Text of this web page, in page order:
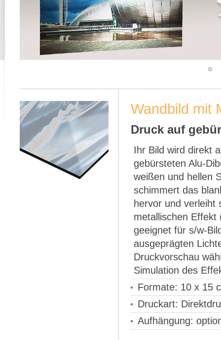
Wandbild mit
Druck auf
Ihr Bild wird direkt
gebürsteten Alu-
weißen und hellen
schimmert das
hervor und verleiht
metallischen Effekt
geeignet für s/w-
ausgeprägten
Druckvorschau
Simulation des
Formate: 10 x 15
Druckart:
Aufhängung: